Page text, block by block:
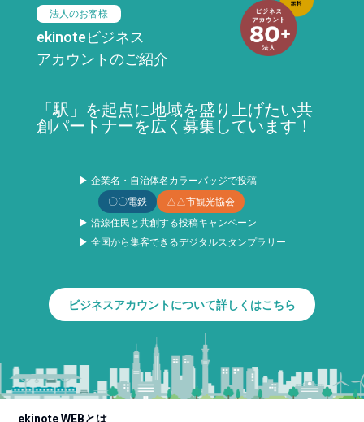
法人のお客様
ekinoteビジネス
アカウントのご紹介
「駅」を起点に地域を盛り上げたい共
創パートナーを広く募集しています！
▶ 企業名・自治体名カラーバッジで投稿
〇〇電鉄
△△市観光協会
▶ 沿線住民と共創する投稿キャンペーン
▶ 全国から集客できるデジタルスタンプラリー
ビジネスアカウントについて詳しくはこちら
ekinote WEBとは